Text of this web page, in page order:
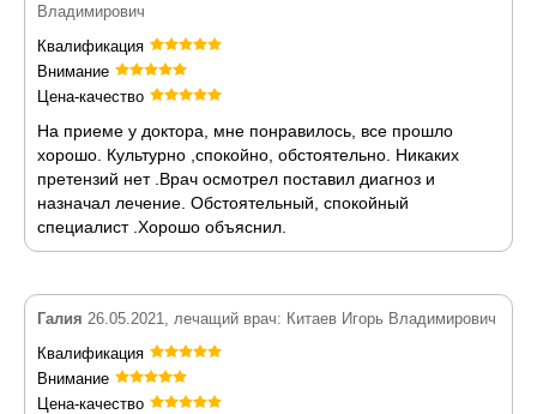
Владимирович
Квалификация
Внимание
Цена-качество
На приеме у доктора, мне понравилось, все прошло
хорошо. Культурно ,спокойно, обстоятельно. Никаких
претензий нет .Врач осмотрел поставил диагноз и
назначал лечение. Обстоятельный, спокойный
специалист .Хорошо объяснил.
Галия 26.05.2021, лечащий врач: Китаев Игорь Владимирович
Квалификация
Внимание
Цена-качество